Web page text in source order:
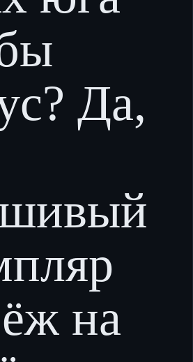
Да,
на